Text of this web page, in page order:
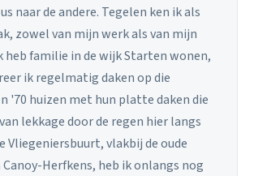
naar de andere. Tegelen ken ik als
zowel van mijn werk als van mijn
heb familie in de wijk Starten wonen,
ik regelmatig daken op die
'70 huizen met hun platte daken die
lekkage door de regen hier langs
Vliegeniersbuurt, vlakbij de oude
Herfkens, heb ik onlangs nog